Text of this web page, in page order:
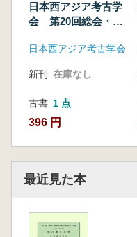
日本西アジア考古学
会 第20回総会・大
日本西アジア考古学会
新刊 在庫なし
古書 1 点
396 円
最近見た本